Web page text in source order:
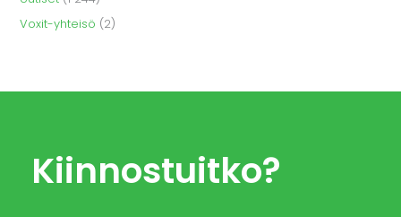
Voxit-yhteisö (2)
Kiinnostuitko?